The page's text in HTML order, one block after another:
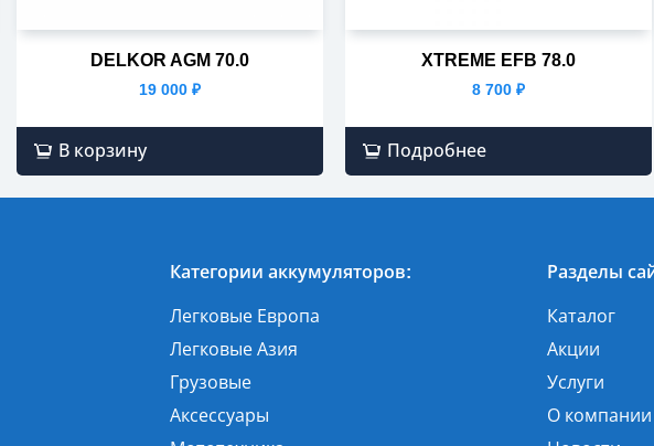
DELKOR AGM 70.0
19 000 ₽
В корзину
XTREME EFB 78.0
8 700 ₽
Подробнее
Категории аккумуляторов:
Легковые Европа
Легковые Азия
Грузовые
Аксессуары
Разделы
Каталог
Акции
Услуги
О компании